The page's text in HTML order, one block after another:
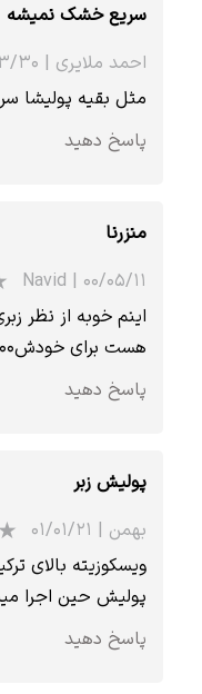
★★
سریع خشک نمیشه
احمد ملایری | ۰۰/
مثل بقیه پولیشا
پاسخ دهید
منزرنا
Navid | ۰۰/۰۵/۱۱
هست برای خودش۳۰۰ البته به شرطی که وارد باشی
پاسخ دهید
پولیش زبر
بهمن | ۰۱/۰۱/۲۱
ویسکوزیته بالای
پولیش حین اجرا
پاسخ دهید